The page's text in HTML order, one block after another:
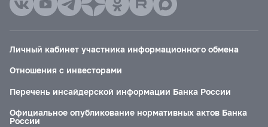
Личный кабинет участника информационного обмена
Отношения с инвесторами
Перечень инсайдерской информации Банка России
Официальное опубликование нормативных актов Банка
России